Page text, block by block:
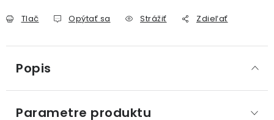
Tlač Opýtať sa Strážiť Zdieľať
Popis
Parametre produktu